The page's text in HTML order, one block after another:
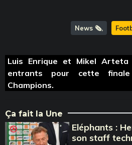
News 🗞️
Luis Enrique et Mikel
entrants pour cette
Champions.
Ça fait la Une
Eléphants :
son staff